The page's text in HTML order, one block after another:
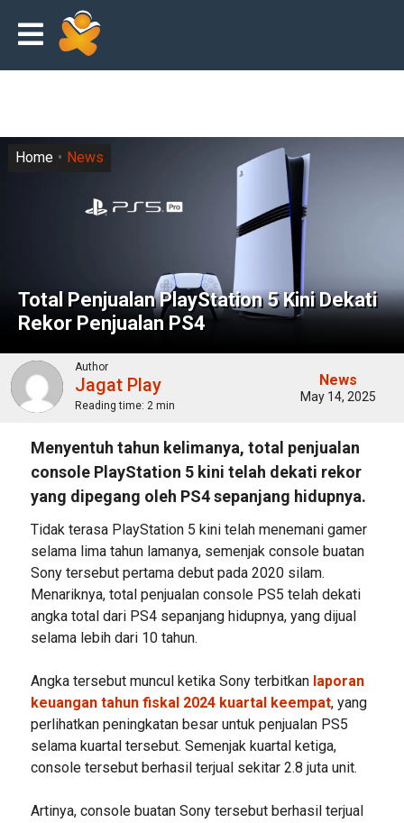
Total Penjualan PlayStation 5 Kini Dekati
Rekor Penjualan PS4
Home News
Author
Jagat Play
Reading time: 2 min
News
May 14, 2025
Menyentuh tahun kelimanya, total penjualan
console PlayStation 5 kini telah dekati rekor
yang dipegang oleh PS4 sepanjang hidupnya.
Tidak terasa PlayStation 5 kini telah menemani gamer
selama lima tahun lamanya, semenjak console buatan
Sony tersebut pertama debut pada 2020 silam.
Menariknya, total penjualan console PS5 telah dekati
angka total dari PS4 sepanjang hidupnya, yang dijual
selama lebih dari 10 tahun.
Angka tersebut muncul ketika Sony terbitkan laporan
keuangan tahun fiskal 2024 kuartal keempat, yang
perlihatkan peningkatan besar untuk penjualan PS5
selama kuartal tersebut. Semenjak kuartal ketiga,
console tersebut berhasil terjual sekitar 2.8 juta unit.
Artinya, console buatan Sony tersebut berhasil terjual